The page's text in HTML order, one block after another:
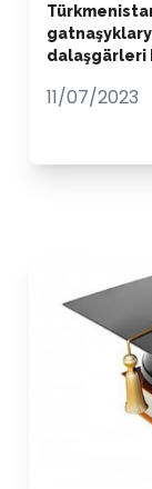
dalaşgärleri
11/07/2023